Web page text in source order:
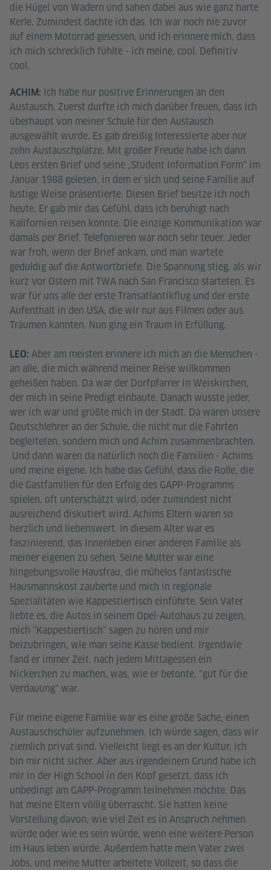
die Hügel von Wadern und sahen dabei aus wie ganz harte
Kerle. Zumindest dachte ich das. Ich war noch nie zuvor
auf einem Motorrad gesessen, und ich erinnere mich, dass
ich mich schrecklich fühlte - ich meine, cool. Definitiv
cool.
ACHIM: Ich habe nur positive Erinnerungen an den
Austausch. Zuerst durfte ich mich darüber freuen, dass ich
überhaupt von meiner Schule für den Austausch
ausgewählt wurde. Es gab dreißig Interessierte aber nur
zehn Austauschplätze. Mit großer Freude habe ich dann
Leos ersten Brief und seine „Student Information Form“ im
Januar 1988 gelesen, in dem er sich und seine Familie auf
lustige Weise präsentierte. Diesen Brief besitze ich noch
heute. Er gab mir das Gefühl, dass ich beruhigt nach
Kalifornien reisen konnte. Die einzige Kommunikation war
damals per Brief. Telefonieren war noch sehr teuer. Jeder
war froh, wenn der Brief ankam, und man wartete
geduldig auf die Antwortbriefe. Die Spannung stieg, als wir
kurz vor Ostern mit TWA nach San Francisco starteten. Es
war für uns alle der erste Transatlantikflug und der erste
Aufenthalt in den USA, die wir nur aus Filmen oder aus
Träumen kannten. Nun ging ein Traum in Erfüllung.
LEO: Aber am meisten erinnere ich mich an die Menschen -
an alle, die mich während meiner Reise willkommen
geheißen haben. Da war der Dorfpfarrer in Weiskirchen,
der mich in seine Predigt einbaute. Danach wusste jeder,
wer ich war und grüßte mich in der Stadt. Da waren unsere
Deutschlehrer an der Schule, die nicht nur die Fahrten
begleiteten, sondern mich und Achim zusammenbrachten.
Und dann waren da natürlich noch die Familien - Achims
und meine eigene. Ich habe das Gefühl, dass die Rolle, die
die Gastfamilien für den Erfolg des GAPP-Programms
spielen, oft unterschätzt wird, oder zumindest nicht
ausreichend diskutiert wird. Achims Eltern waren so
herzlich und liebenswert. In diesem Alter war es
faszinierend, das Innenleben einer anderen Familie als
meiner eigenen zu sehen. Seine Mutter war eine
hingebungsvolle Hausfrau, die mühelos fantastische
Hausmannskost zauberte und mich in regionale
Spezialitäten wie Kappestiertisch einführte. Sein Vater
liebte es, die Autos in seinem Opel-Autohaus zu zeigen,
mich "Kappestiertisch" sagen zu hören und mir
beizubringen, wie man seine Kasse bedient. Irgendwie
fand er immer Zeit, nach jedem Mittagessen ein
Nickerchen zu machen, was, wie er betonte, "gut für die
Verdauung" war.
Für meine eigene Familie war es eine große Sache, einen
Austauschschüler aufzunehmen. Ich würde sagen, dass wir
ziemlich privat sind. Vielleicht liegt es an der Kultur, ich
bin mir nicht sicher. Aber aus irgendeinem Grund habe ich
mir in der High School in den Kopf gesetzt, dass ich
unbedingt am GAPP-Programm teilnehmen möchte. Das
hat meine Eltern völlig überrascht. Sie hatten keine
Vorstellung davon, wie viel Zeit es in Anspruch nehmen
würde oder wie es sein würde, wenn eine weitere Person
im Haus leben würde. Außerdem hatte mein Vater zwei
Jobs, und meine Mutter arbeitete Vollzeit, so dass die